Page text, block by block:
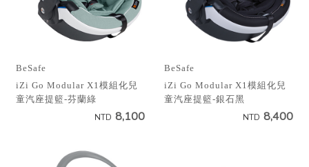
BeSafe
iZi Go Modular X1模組化兒
童汽座提籃-芬蘭綠
NTD 8,100
BeSafe
iZi Go Modular X1模組化兒
童汽座提籃-銀石黑
NTD 8,400